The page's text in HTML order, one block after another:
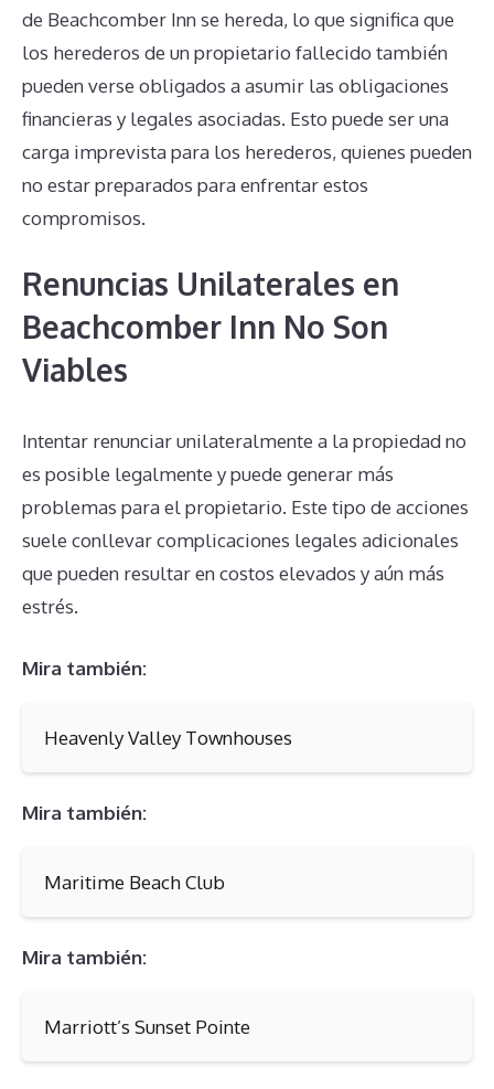
de Beachcomber Inn se hereda, lo que significa que
los herederos de un propietario fallecido también
pueden verse obligados a asumir las obligaciones
financieras y legales asociadas. Esto puede ser una
carga imprevista para los herederos, quienes pueden
no estar preparados para enfrentar estos
compromisos.
Renuncias Unilaterales en
Beachcomber Inn No Son
Viables
Intentar renunciar unilateralmente a la propiedad no
es posible legalmente y puede generar más
problemas para el propietario. Este tipo de acciones
suele conllevar complicaciones legales adicionales
que pueden resultar en costos elevados y aún más
estrés.
Mira también:
Heavenly Valley Townhouses
Mira también:
Maritime Beach Club
Mira también:
Marriott’s Sunset Pointe